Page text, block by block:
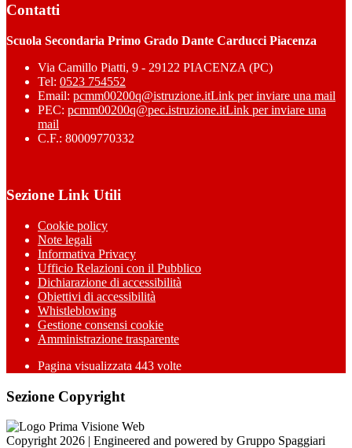
Contatti
Scuola Secondaria Primo Grado Dante Carducci Piacenza
Via Camillo Piatti, 9 - 29122 PIACENZA (PC)
Tel: 0523 754552
Email: pcmm00200q@istruzione.itLink per inviare una mail
PEC: pcmm00200q@pec.istruzione.itLink per inviare una
mail
C.F.: 80009770332
Sezione Link Utili
Cookie policy
Note legali
Informativa Privacy
Ufficio Relazioni con il Pubblico
Dichiarazione di accessibilità
Obiettivi di accessibilità
Whistleblowing
Gestione consensi cookie
Amministrazione trasparente
Pagina visualizzata 443 volte
Sezione Copyright
Copyright 2026 | Engineered and powered by Gruppo Spaggiari